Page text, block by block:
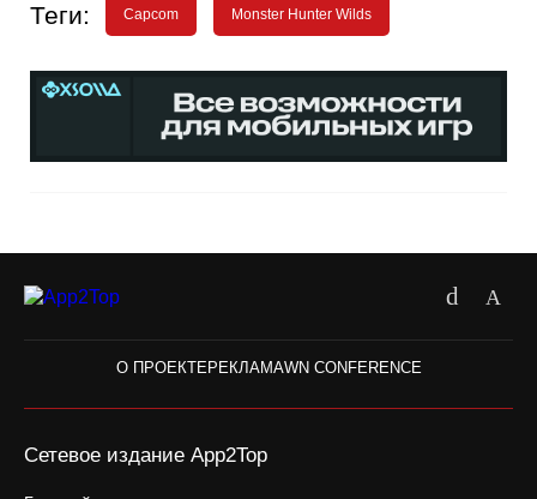
Теги: Capcom Monster Hunter Wilds
О ПРОЕКТЕРЕКЛАМАWN CONFERENCE
Сетевое издание App2Top